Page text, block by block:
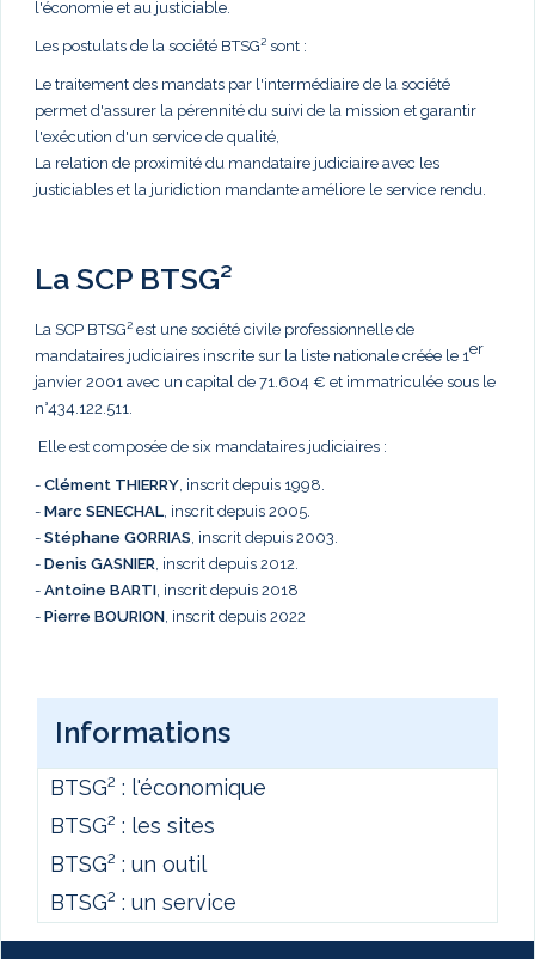
l'économie et au justiciable.
Les postulats de la société BTSG² sont :
Le traitement des mandats par l'intermédiaire de la société
permet d'assurer la pérennité du suivi de la mission et garantir
l'exécution d'un service de qualité,
La relation de proximité du mandataire judiciaire avec les
justiciables et la juridiction mandante améliore le service rendu.
La SCP BTSG²
La SCP BTSG² est une société civile professionnelle de
mandataires judiciaires inscrite sur la liste nationale créée le 1er
janvier 2001 avec un capital de 71.604 € et immatriculée sous le
n°434.122.511.
Elle est composée de six mandataires judiciaires :
- Clément THIERRY, inscrit depuis 1998.
- Marc SENECHAL, inscrit depuis 2005.
- Stéphane GORRIAS, inscrit depuis 2003.
- Denis GASNIER, inscrit depuis 2012.
- Antoine BARTI, inscrit depuis 2018
- Pierre BOURION, inscrit depuis 2022
Informations
BTSG² : l'économique
BTSG² : les sites
BTSG² : un outil
BTSG² : un service